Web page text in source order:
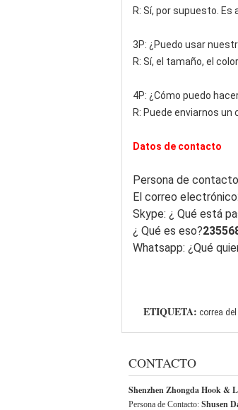
R: Sí, por supuesto.
3P: ¿Puedo usar
R: Sí, el tamaño, el
4P: ¿Cómo puedo
R: Puede enviarnos
Datos de contacto
Persona de
El correo electrónico:
Skype: ¿ Qué está
¿ Qué es eso?
Whatsapp: ¿Qué
ETIQUETA: correa
CONTACTO
Shenzhen Zhongda Hook &
Persona de Contacto: Shusen